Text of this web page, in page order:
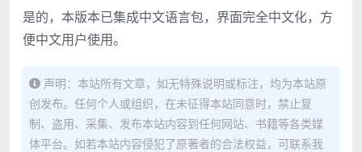
是的，本版本已集成中文语言包，界面完全中文化，方
便中文用户使用。
声明：本站所有文章，如无特殊说明或标注，均为本站原
创发布。任何个人或组织，在未征得本站同意时，禁止复
制、盗用、采集、发布本站内容到任何网站、书籍等各类媒
体平台。如若本站内容侵犯了原著者的合法权益，可联系我